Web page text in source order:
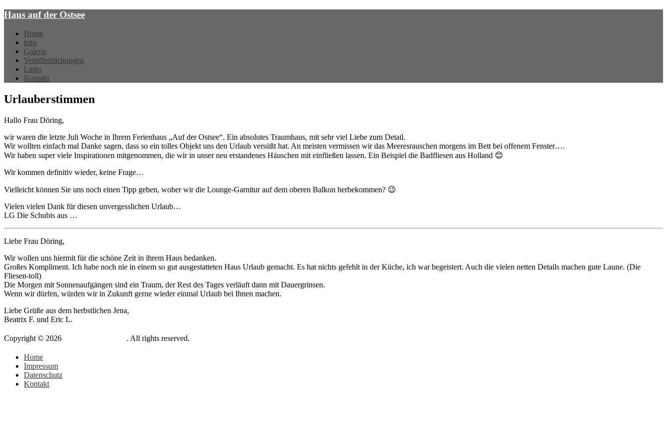
Haus auf der Ostsee
Home
Info
Galerie
Veröffentlichungen
Links
Kontakt
Urlauberstimmen
Hallo Frau Döring,
wir waren die letzte Juli Woche in Ihrem Ferienhaus „Auf der Ostsee“. Ein absolutes Traumhaus, mit sehr viel Liebe zum Detail.
Wir wollten einfach mal Danke sagen, dass so ein tolles Objekt uns den Urlaub versüßt hat. An meisten vermissen wir das Meeresrauschen morgens im Bett bei offenem Fenster….
Wir haben super viele Inspirationen mitgenommen, die wir in unser neu erstandenes Häuschen mit einfließen lassen. Ein Beispiel die Badfliesen aus Holland 😊
Wir kommen definitiv wieder, keine Frage…
Vielleicht können Sie uns noch einen Tipp geben, woher wir die Lounge-Garnitur auf dem oberen Balkon herbekommen? 😉
Vielen vielen Dank für diesen unvergesslichen Urlaub…
LG Die Schubis aus …
Liebe Frau Döring,
Wir wollen uns hiermit für die schöne Zeit in ihrem Haus bedanken.
Großes Kompliment. Ich habe noch nie in einem so gut ausgestatteten Haus Urlaub gemacht. Es hat nichts gefehlt in der Küche, ich war begeistert. Auch die vielen netten Details machen gute Laune. (Die
Fliesen-toll)
Die Morgen mit Sonnenaufgängen sind ein Traum, der Rest des Tages verläuft dann mit Dauergrinsen.
Wenn wir dürfen, würden wir in Zukunft gerne wieder einmal Urlaub bei Ihnen machen.
Liebe Grüße aus dem herbstlichen Jena,
Beatrix F. und Eric L.
Copyright © 2026 . All rights reserved.
Home
Impressum
Datenschutz
Kontakt